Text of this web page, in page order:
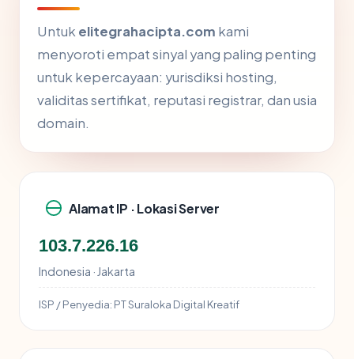
Untukelitegrahacipta.com kami
menyoroti empat sinyal yang paling penting
untuk kepercayaan: yurisdiksi hosting,
validitas sertifikat, reputasi registrar, dan usia
domain.
Alamat IP · Lokasi Server
103.7.226.16
Indonesia · Jakarta
ISP / Penyedia: PT Suraloka Digital Kreatif